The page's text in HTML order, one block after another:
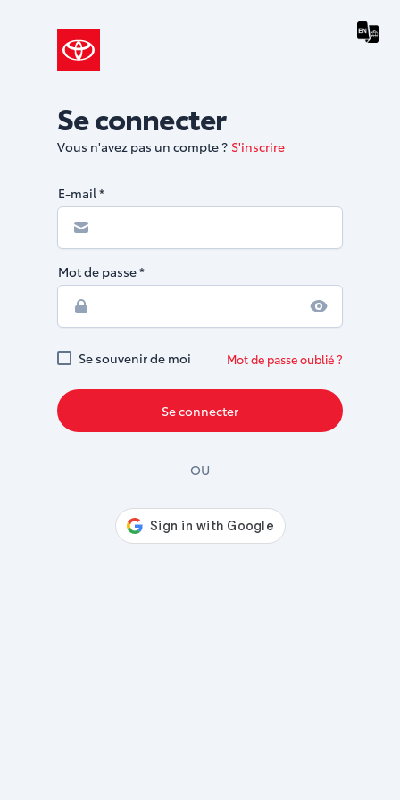
Se connecter
Vous n'avez pas un compte ? S'inscrire
E-mail*
Mot de passe*
Se souvenir de moi Mot de passe oublié ?
Se connecter
OU